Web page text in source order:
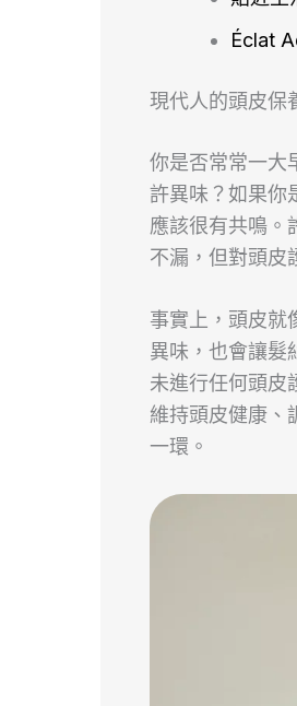
Éclat
現代人的頭皮保
你是否常常一大
許異味？如果你
應該很有共鳴。
不漏，但對頭皮
事實上，頭皮就
異味，也會讓髮
未進行任何頭皮
維持頭皮健康、
一環。